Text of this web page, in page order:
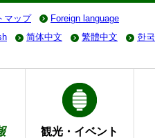
マップ Foreign language
简体中文 繁體中文 한
観光・イベント